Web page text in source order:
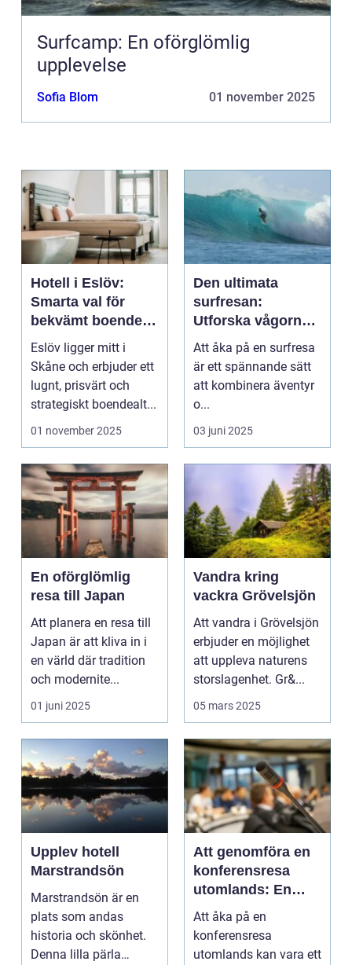
Surfcamp: En oförglömlig
upplevelse
Sofia Blom 01 november 2025
Hotell i Eslöv:
Smarta val för
bekvämt boende i
hjärtat av Skåne
Eslöv ligger mitt i
Skåne och erbjuder ett
lugnt, prisvärt och
strategiskt boendealt...
01 november 2025
Den ultimata
surfresan:
Utforska vågorna
och upptäck
äventyret
Att åka på en surfresa
är ett spännande sätt
att kombinera äventyr
o...
03 juni 2025
En oförglömlig
resa till Japan
Att planera en resa till
Japan är att kliva in i
en värld där tradition
och modernite...
01 juni 2025
Vandra kring
vackra Grövelsjön
Att vandra i Grövelsjön
erbjuder en möjlighet
att uppleva naturens
storslagenhet. Gr&...
05 mars 2025
Upplev hotell
Marstrandsön
Marstrandsön är en
plats som andas
historia och skönhet.
Denna lilla pärla
Att genomföra en
konferensresa
utomlands: En
möjlighet för
tillväxt och
samarbete
Att åka på en
konferensresa
utomlands kan vara ett